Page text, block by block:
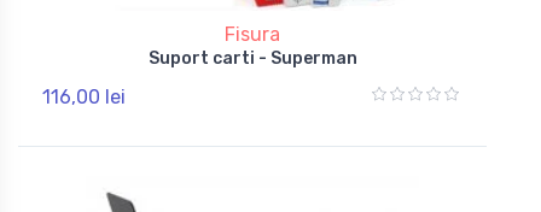
Fisura
Suport carti - Superman
116,00 lei